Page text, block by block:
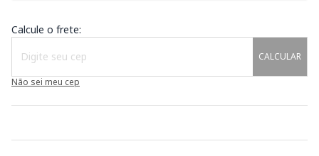
Calcule o frete:
CALCULAR
Não sei meu cep